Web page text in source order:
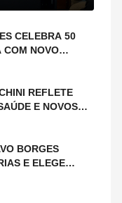
disco, "A
anos mais tarde:
2026, o astro
CELEBRA 50
COM NOVO
E TURNÊ
REFLETE
E NOVOS
NO ALPHA
BORGES
E ELEGE
ATLETA DA